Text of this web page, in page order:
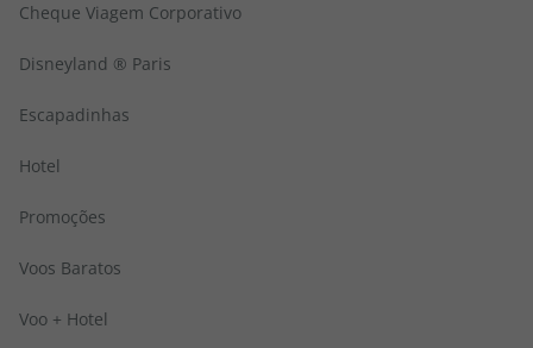
Cheque Viagem Corporativo
Disneyland ® Paris
Escapadinhas
Hotel
Promoções
Voos Baratos
Voo + Hotel